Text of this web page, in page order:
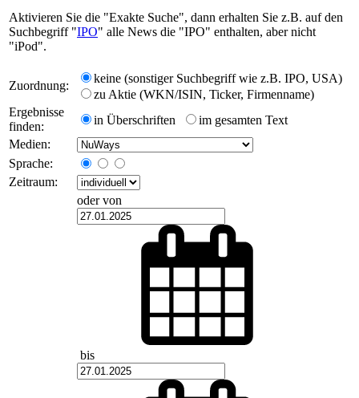
Aktivieren Sie die "Exakte Suche", dann erhalten Sie z.B. auf den
Suchbegriff "IPO" alle News die "IPO" enthalten, aber nicht
"iPod".
Zuordnung:
keine (sonstiger Suchbegriff wie z.B. IPO, USA)
zu Aktie (WKN/ISIN, Ticker, Firmenname)
Ergebnisse
finden:
in Überschriften
im gesamten Text
Medien:
Sprache:
Zeitraum:
oder von
bis